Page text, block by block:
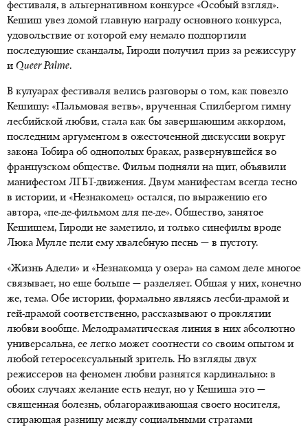
фестиваля, в альтернативном конкурсе «Особый взгляд».
Кешиш увез домой главную награду основного конкурса,
удовольствие от которой ему немало подпортили
последующие скандалы, Гироди получил приз за режиссуру
и QueerPalme.
В кулуарах фестиваля велись разговоры о том, как повезло
Кешишу: «Пальмовая ветвь», врученная Спилбергом гимну
лесбийской любви, стала как бы завершающим аккордом,
последним аргументом в ожесточенной дискуссии вокруг
закона Тобира об однополых браках, развернувшейся во
французском обществе. Фильм подняли на щит, объявили
манифестом ЛГБТ-движения. Двум манифестам всегда тесно
в истории, и «Незнакомец» остался, по выражению его
автора, «пе-де-фильмом для пе-де». Общество, занятое
Кешишем, Гироди не заметило, и только синефилы вроде
Люка Мулле пели ему хвалебную песнь — в пустоту.
«Жизнь Адели» и «Незнакомца у озера» на самом деле многое
связывает, но еще больше — разделяет. Общая у них, конечно
же, тема. Обе истории, формально являясь лесби-драмой и
гей-драмой соответственно, рассказывают о проклятии
любви вообще. Мелодраматическая линия в них абсолютно
универсальна, ее легко может соотнести со своим опытом и
любой гетеросексуальный зритель. Но взгляды двух
режиссеров на феномен любви разнятся кардинально: в
обоих случаях желание есть недуг, но у Кешиша это —
священная болезнь, облагораживающая своего носителя,
стирающая разницу между социальными стратами